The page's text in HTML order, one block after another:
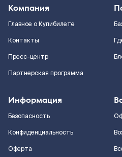
Компания
Главное о Купибилете
Контакты
Пресс-центр
Партнерская программа
Информация
Безопасность
Конфиденциальность
Оферта